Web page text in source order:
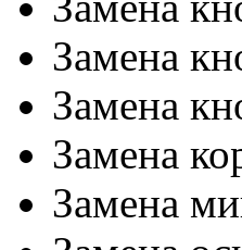
Замена
Замена
Замена
Замена